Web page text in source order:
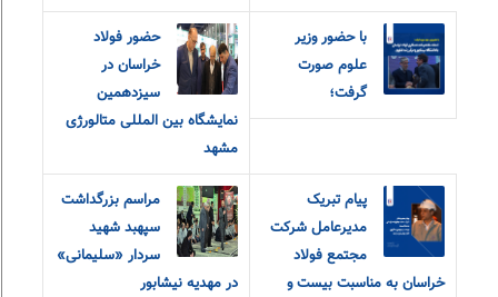
با حضور وزیر
علوم صورت
گرفت؛
حضور فولاد
خراسان در
سیزدهمین
نمایشگاه بین المللی متالورژی
مشهد
پیام تبریک
مدیرعامل شرکت
مجتمع فولاد
خراسان به مناسبت بیست و
مراسم بزرگداشت
سپهبد شهید
سردار «سلیمانی»
در مهدیه نیشابور